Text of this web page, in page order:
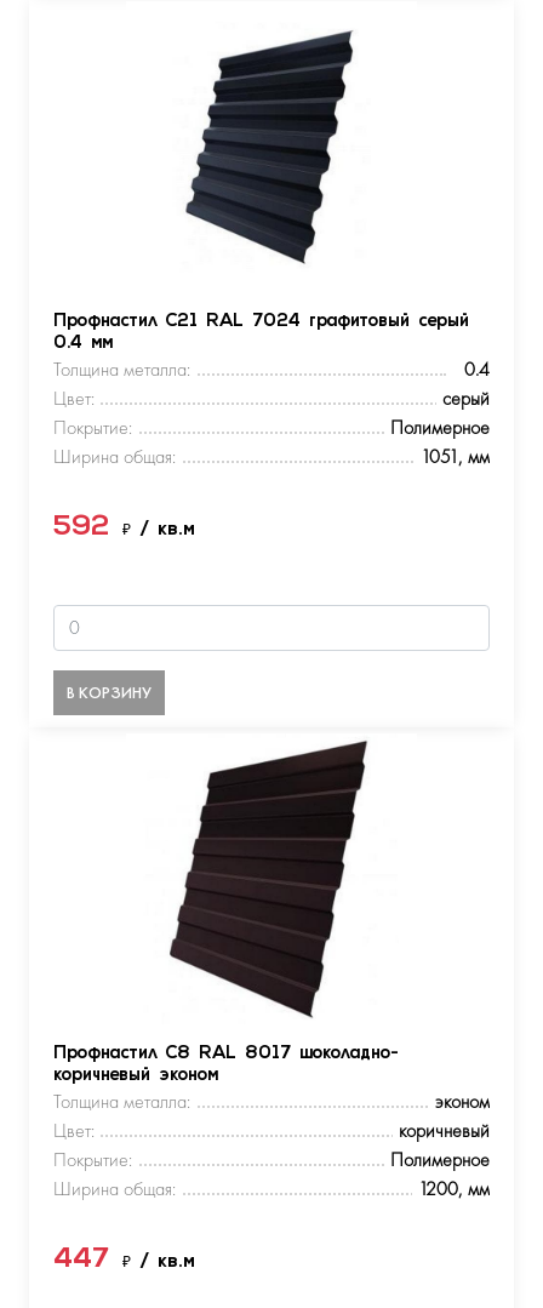
Профнастил С21 RAL 7024 графитовый серый
0.4 мм
Толщина металла:
0.4
Цвет:
серый
Покрытие:
Полимерное
Ширина общая:
1051, мм
592 ₽ / кв.м
В КОРЗИНУ
Профнастил С8 RAL 8017 шоколадно-
коричневый эконом
Толщина металла:
эконом
Цвет:
коричневый
Покрытие:
Полимерное
Ширина общая:
1200, мм
447 ₽ / кв.м